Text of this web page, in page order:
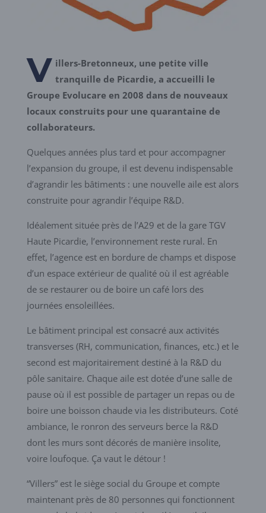
V illers-Bretonneux, une petite ville
tranquille de Picardie, a accueilli le
Groupe Evolucare en 2008 dans de nouveaux
locaux construits pour une quarantaine de
collaborateurs.
Quelques années plus tard et pour accompagner
l’expansion du groupe, il est devenu indispensable
d’agrandir les bâtiments : une nouvelle aile est alors
construite pour agrandir l’équipe R&D.
Idéalement située près de l’A29 et de la gare TGV
Haute Picardie, l’environnement reste rural. En
effet, l’agence est en bordure de champs et dispose
d’un espace extérieur de qualité où il est agréable
de se restaurer ou de boire un café lors des
journées ensoleillées.
Le bâtiment principal est consacré aux activités
transverses (RH, communication, finances, etc.) et le
second est majoritairement destiné à la R&D du
pôle sanitaire. Chaque aile est dotée d’une salle de
pause où il est possible de partager un repas ou de
boire une boisson chaude via les distributeurs. Coté
ambiance, le ronron des serveurs berce la R&D
dont les murs sont décorés de manière insolite,
voire loufoque. Ça vaut le détour !
“Villers” est le siège social du Groupe et compte
maintenant près de 80 personnes qui fonctionnent